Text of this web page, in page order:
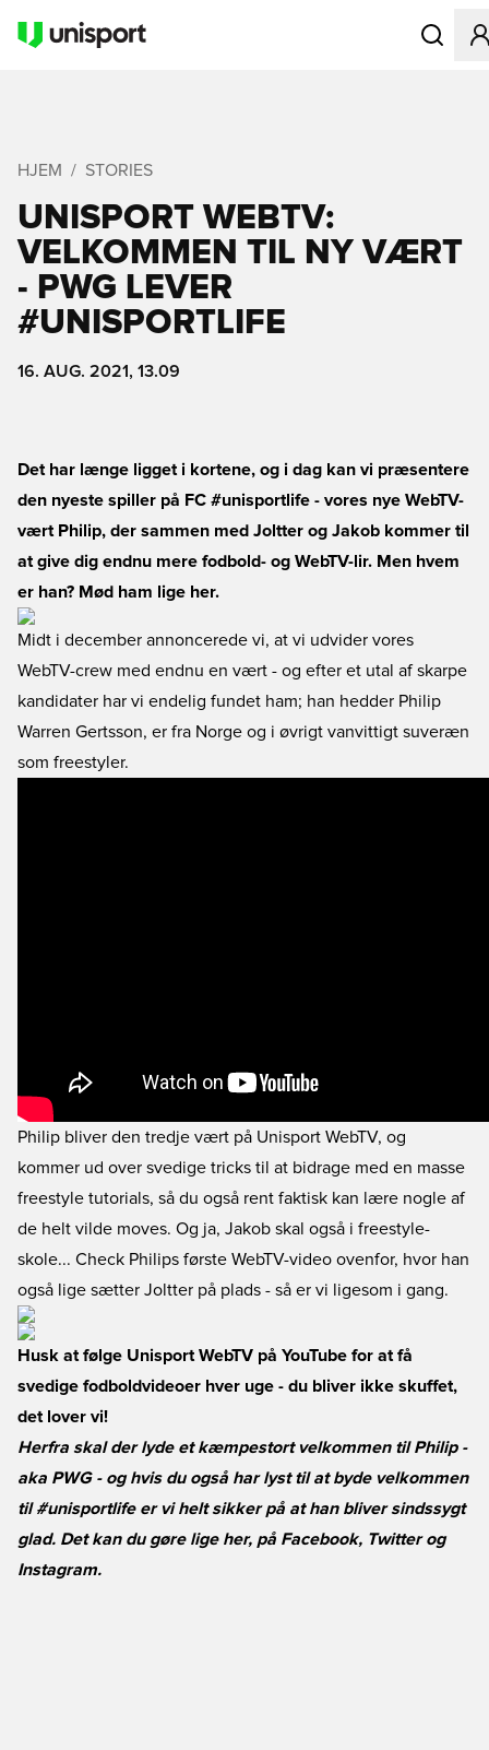
Åbner
HJEM STORIES
UNISPORT WEBTV:
VELKOMMEN TIL NY VÆRT
- PWG LEVER
#UNISPORTLIFE
16. AUG. 2021, 13.09
Det har længe ligget i kortene, og i dag kan vi præsentere
den nyeste spiller på FC #unisportlife - vores nye WebTV-
vært Philip, der sammen med Joltter og Jakob kommer til
at give dig endnu mere fodbold- og WebTV-lir. Men hvem
er han? Mød ham lige her.
Midt i december annoncerede vi, at vi udvider vores
WebTV-crew med endnu en vært - og efter et utal af skarpe
kandidater har vi endelig fundet ham; han hedder Philip
Warren Gertsson, er fra Norge og i øvrigt vanvittigt suveræn
som freestyler.
Philip bliver den tredje vært på Unisport WebTV, og
kommer ud over svedige tricks til at bidrage med en masse
freestyle tutorials, så du også rent faktisk kan lære nogle af
de helt vilde moves. Og ja, Jakob skal også i freestyle-
skole... Check Philips første WebTV-video ovenfor, hvor han
også lige sætter Joltter på plads - så er vi ligesom i gang.
Husk at følge Unisport WebTV på YouTube for at få
svedige fodboldvideoer hver uge - du bliver ikke skuffet,
det lover vi!
Herfra skal der lyde et kæmpestort velkommen til Philip -
aka PWG - og hvis du også har lyst til at byde velkommen
til #unisportlife er vi helt sikker på at han bliver sindssygt
glad. Det kan du gøre lige her, på Facebook, Twitterog
Instagram.